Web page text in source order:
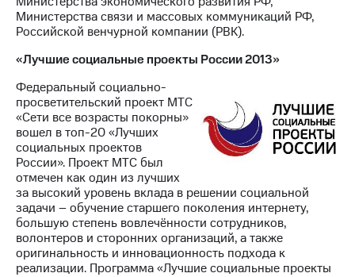
Министерства связи и массовых коммуникаций РФ,
Российской венчурной компании (РВК).
«Лучшие социальные проекты России 2013»
Федеральный социально-
просветительский проект МТС
«Сети все возрасты покорны»
вошел в топ-20 «Лучших
социальных проектов
России». Проект МТС был
отмечен как один из лучших
за высокий уровень вклада в решении социальной
задачи – обучение старшего поколения интернету,
большую степень вовлечённости сотрудников,
волонтеров и сторонних организаций, а также
оригинальность и инновационность подхода к
реализации. Программа «Лучшие социальные проекты